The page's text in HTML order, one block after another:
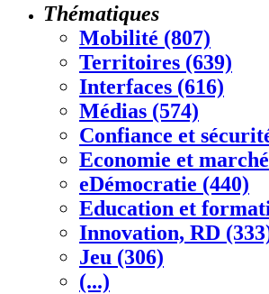
Thématiques
Mobilité (807)
Territoires (639)
Interfaces (616)
Médias (574)
Confiance et
Economie et
eDémocratie (440)
Education et
Innovation, RD
Jeu (306)
(...)